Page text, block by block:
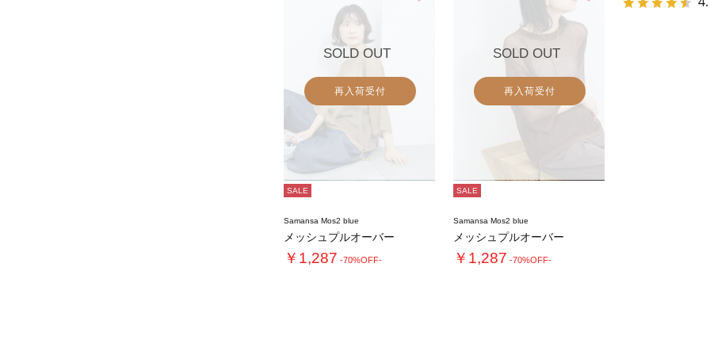
SOLD OUT
再入荷受付
SALE
Samansa Mos2 blue
メッシュプルオーバー
￥1,287 -70%OFF-
SOLD OUT
再入荷受付
SALE
Samansa Mos2 blue
メッシュプルオーバー
￥1,287 -70%OFF-